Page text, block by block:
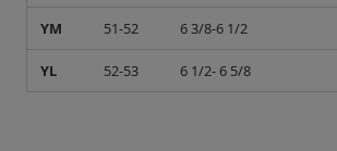
YM 51-52 6 3/8-6 1/2
YL 52-53 6 1/2- 6 5/8